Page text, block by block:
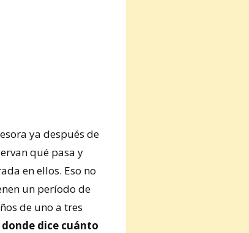
ya después de
qué pasa y
en ellos. Eso no
un período de
de uno a tres
dice cuánto